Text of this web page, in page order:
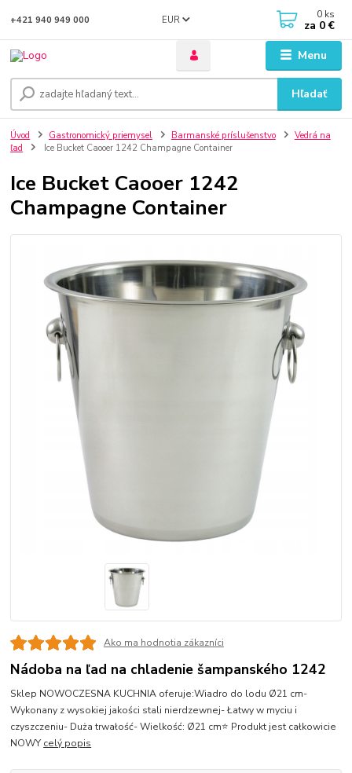
Menu
EUR
Hľadať
+421 940 949 000 0 ks
za 0 €
Úvod Gastronomický priemysel Barmanské príslušenstvo
Vedrá na
ľad
Ice Bucket Caooer 1242 Champagne Container
Ice Bucket Caooer 1242
Champagne Container
Ako ma hodnotia zákazníci
Nádoba na ľad na chladenie šampanského 1242
Sklep NOWOCZESNA KUCHNIA oferuje:Wiadro do lodu Ø21 cm-
Wykonany z wysokiej jakości stali nierdzewnej- Łatwy w myciu i
czyszczeniu- Duża trwałość- Wielkość: Ø21 cm⭐ Produkt jest całkowicie
NOWY celý popis